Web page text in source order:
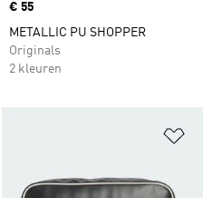
Price
€ 55
METALLIC PU SHOPPER
Originals
2 kleuren